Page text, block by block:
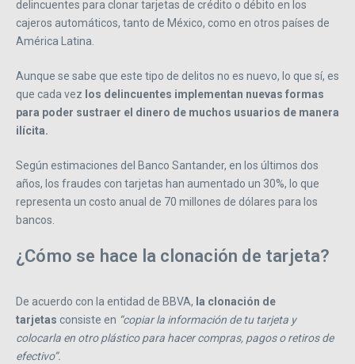
delincuentes para clonar tarjetas de crédito o débito en los
cajeros automáticos, tanto de México, como en otros países de
América Latina.
Aunque se sabe que este tipo de delitos no es nuevo, lo que sí, es
que cada vez los delincuentes implementan nuevas formas
para poder sustraer el dinero de muchos usuarios de manera
ilícita.
Según estimaciones del Banco Santander, en los últimos dos
años, los fraudes con tarjetas han aumentado un 30%, lo que
representa un costo anual de 70 millones de dólares para los
bancos.
¿Cómo se hace la clonación de tarjeta?
De acuerdo con la entidad de BBVA, la clonación de
tarjetas consiste en “copiar la información de tu tarjeta y
colocarla en otro plástico para hacer compras, pagos o retiros de
efectivo”.